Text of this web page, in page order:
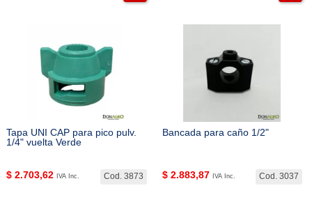
Tapa UNI CAP para pico pulv.
1/4" vuelta Verde
Cod. 3873
$ 2.703,62 IVA Inc.
Bancada para caño 1/2"
Cod. 3037
$ 2.883,87 IVA Inc.